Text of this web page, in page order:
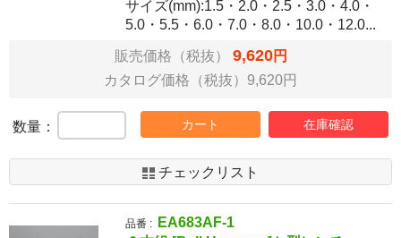
サイズ(mm):1.5・2.0・2.5・3.0・4.0・
5.0・5.5・6.0・7.0・8.0・10.0・12.0...
販売価格（税抜） 9,620円
カタログ価格（税抜）9,620円
数量： カート 在庫確認
チェックリスト
品番 :
EA683AF-1